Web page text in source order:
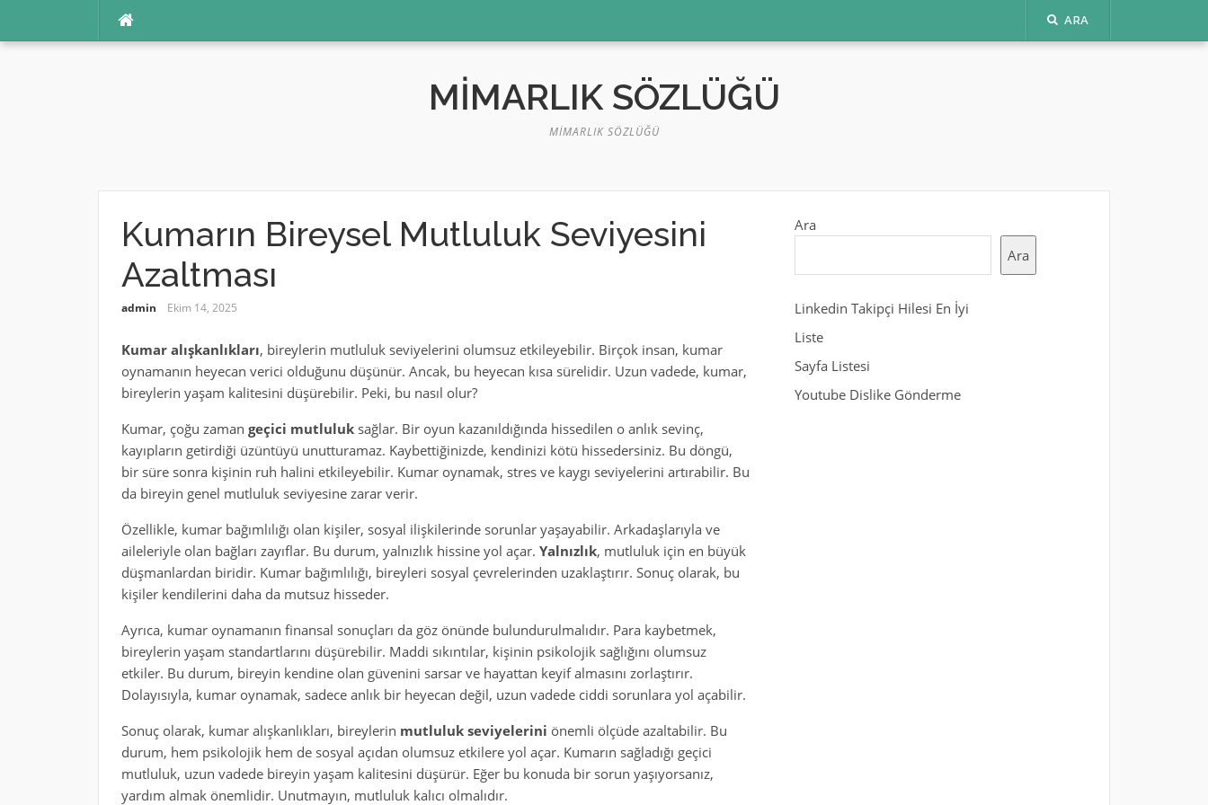
ARA
MIMARLIK SÖZLÜĞÜ
MIMARLIK SÖZLÜĞÜ
Kumarın Bireysel Mutluluk Seviyesini
Azaltması
admin Ekim 14, 2025
Kumar alışkanlıkları, bireylerin mutluluk seviyelerini olumsuz etkileyebilir. Birçok insan, kumar
oynamanın heyecan verici olduğunu düşünür. Ancak, bu heyecan kısa sürelidir. Uzun vadede, kumar,
bireylerin yaşam kalitesini düşürebilir. Peki, bu nasıl olur?
Kumar, çoğu zaman geçici mutluluksağlar. Bir oyun kazanıldığında hissedilen o anlık sevinç,
kayıpların getirdiği üzüntüyü unutturamaz. Kaybettiğinizde, kendinizi kötü hissedersiniz. Bu döngü,
bir süre sonra kişinin ruh halini etkileyebilir. Kumar oynamak, stres ve kaygı seviyelerini artırabilir. Bu
da bireyin genel mutluluk seviyesine zarar verir.
Özellikle, kumar bağımlılığı olan kişiler, sosyal ilişkilerinde sorunlar yaşayabilir. Arkadaşlarıyla ve
aileleriyle olan bağları zayıflar. Bu durum, yalnızlık hissine yol açar. Yalnızlık, mutluluk için en büyük
düşmanlardan biridir. Kumar bağımlılığı, bireyleri sosyal çevrelerinden uzaklaştırır. Sonuç olarak, bu
kişiler kendilerini daha da mutsuz hisseder.
Ayrıca, kumar oynamanın finansal sonuçları da göz önünde bulundurulmalıdır. Para kaybetmek,
bireylerin yaşam standartlarını düşürebilir. Maddi sıkıntılar, kişinin psikolojik sağlığını olumsuz
etkiler. Bu durum, bireyin kendine olan güvenini sarsar ve hayattan keyif almasını zorlaştırır.
Dolayısıyla, kumar oynamak, sadece anlık bir heyecan değil, uzun vadede ciddi sorunlara yol açabilir.
Sonuç olarak, kumar alışkanlıkları, bireylerin mutluluk seviyelerini önemli ölçüde azaltabilir. Bu
durum, hem psikolojik hem de sosyal açıdan olumsuz etkilere yol açar. Kumarın sağladığı geçici
mutluluk, uzun vadede bireyin yaşam kalitesini düşürür. Eğer bu konuda bir sorun yaşıyorsanız,
yardım almak önemlidir. Unutmayın, mutluluk kalıcı olmalıdır.
Ara
Ara
Linkedin Takipçi Hilesi En İyi
Liste
Sayfa Listesi
Youtube Dislike Gönderme